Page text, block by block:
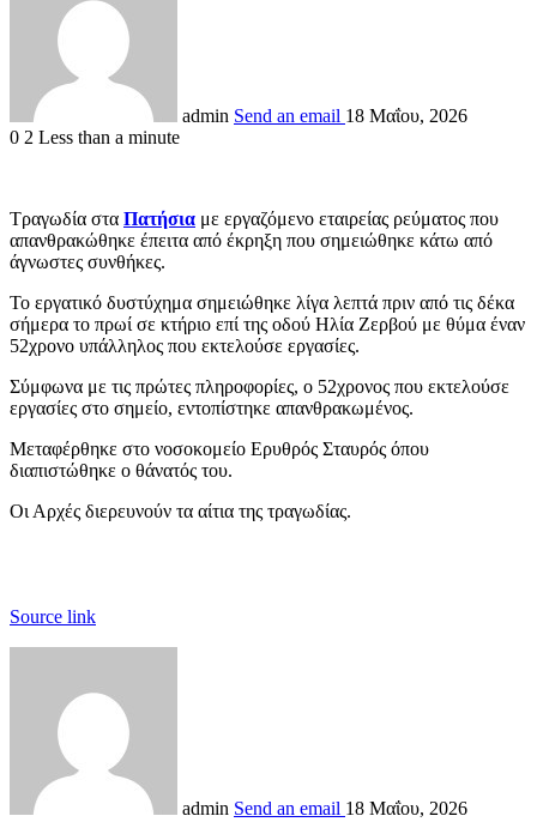
admin Send an email 18 Μαΐου, 2026
0 2 Less than a minute
Τραγωδία στα Πατήσια με εργαζόμενο εταιρείας ρεύματος που
απανθρακώθηκε έπειτα από έκρηξη που σημειώθηκε κάτω από
άγνωστες συνθήκες.
Το εργατικό δυστύχημα σημειώθηκε λίγα λεπτά πριν από τις δέκα
σήμερα το πρωί σε κτήριο επί της οδού Ηλία Ζερβού με θύμα έναν
52χρονο υπάλληλος που εκτελούσε εργασίες.
Σύμφωνα με τις πρώτες πληροφορίες, ο 52χρονος που εκτελούσε
εργασίες στο σημείο, εντοπίστηκε απανθρακωμένος.
Μεταφέρθηκε στο νοσοκομείο Ερυθρός Σταυρός όπου
διαπιστώθηκε ο θάνατός του.
Οι Αρχές διερευνούν τα αίτια της τραγωδίας.
Source link
admin Send an email 18 Μαΐου, 2026